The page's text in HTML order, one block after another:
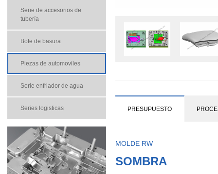
Serie de accesorios de
tubería
Bote de basura
Piezas de automoviles
Serie enfriador de agua
Series logisticas PRESUPUESTO
MOLDE RW
SOMBRA